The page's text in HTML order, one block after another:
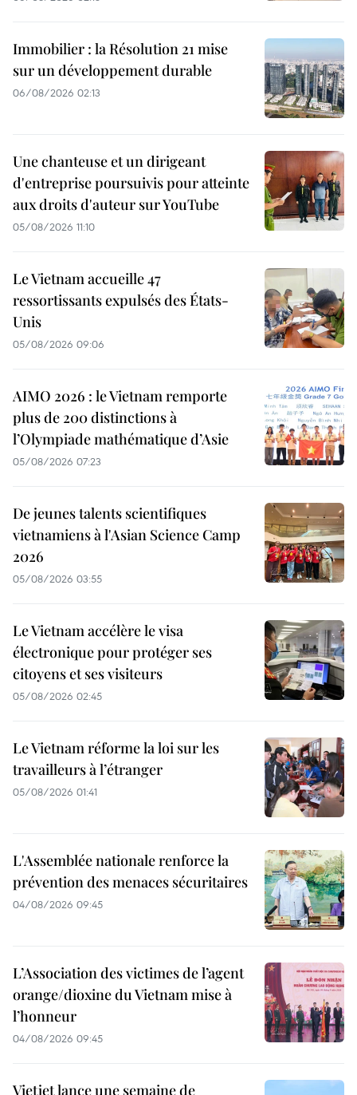
Immobilier : la Résolution 21 mise
sur un développement durable
06/08/2026 02:13
Une chanteuse et un dirigeant
d'entreprise poursuivis pour atteinte
aux droits d'auteur sur YouTube
05/08/2026 11:10
Le Vietnam accueille 47
ressortissants expulsés des États-
Unis
05/08/2026 09:06
AIMO 2026 : le Vietnam remporte
plus de 200 distinctions à
l’Olympiade mathématique d’Asie
05/08/2026 07:23
De jeunes talents scientifiques
vietnamiens à l'Asian Science Camp
2026
05/08/2026 03:55
Le Vietnam accélère le visa
électronique pour protéger ses
citoyens et ses visiteurs
05/08/2026 02:45
Le Vietnam réforme la loi sur les
travailleurs à l’étranger
05/08/2026 01:41
L'Assemblée nationale renforce la
prévention des menaces sécuritaires
04/08/2026 09:45
L’Association des victimes de l’agent
orange/dioxine du Vietnam mise à
l’honneur
04/08/2026 09:45
Vietjet lance une semaine de